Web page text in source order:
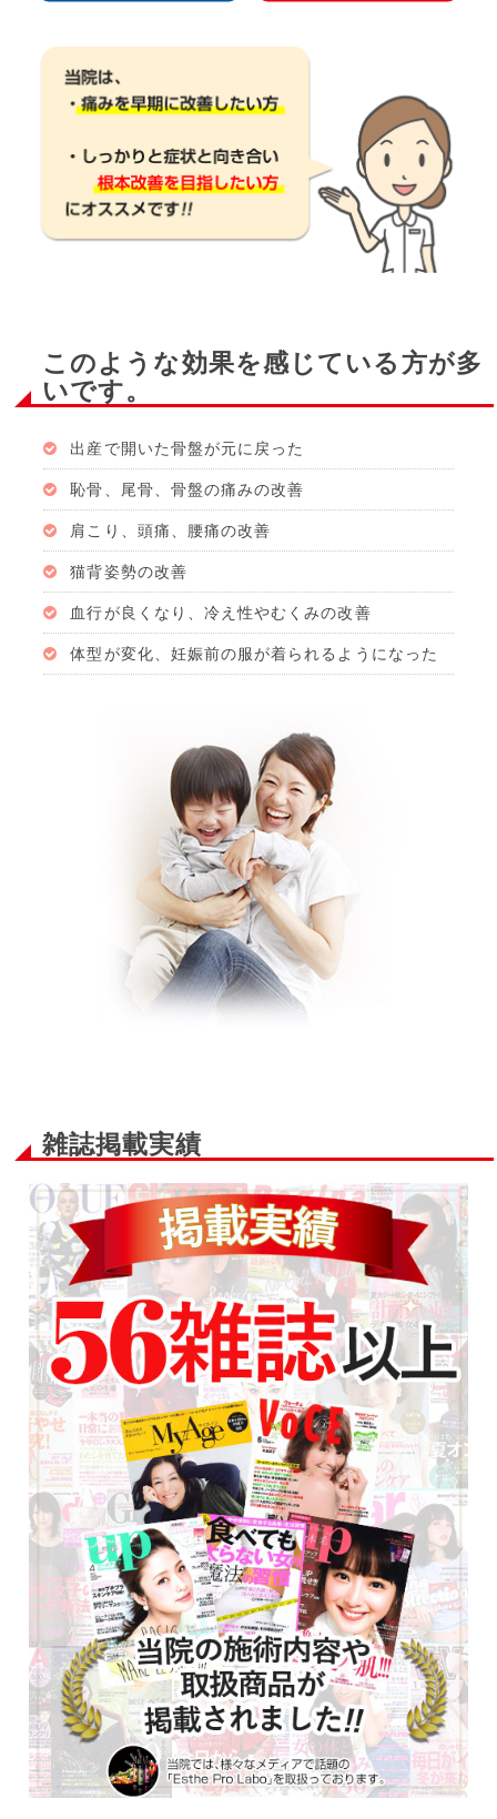
このような効果を感じている方が多
いです。
出産で開いた骨盤が元に戻った
恥骨、尾骨、骨盤の痛みの改善
肩こり、頭痛、腰痛の改善
猫背姿勢の改善
血行が良くなり、冷え性やむくみの改善
体型が変化、妊娠前の服が着られるようになった
雑誌掲載実績